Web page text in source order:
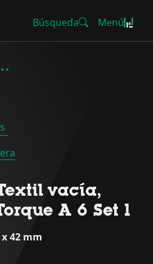
Búsqueda Menú
vacía,
A 6 Set 1
x 42 mm